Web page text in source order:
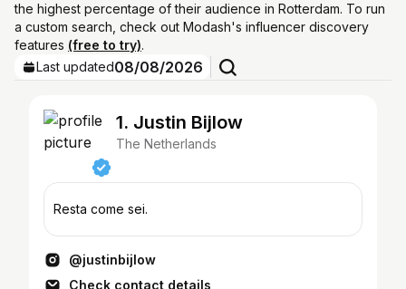
the highest percentage of their audience in Rotterdam. To run
a custom search, check out Modash's influencer discovery
features (free to try).
Last updated08/08/2026
1. Justin Bijlow
The Netherlands
Resta come sei.
@justinbijlow
Check contact details